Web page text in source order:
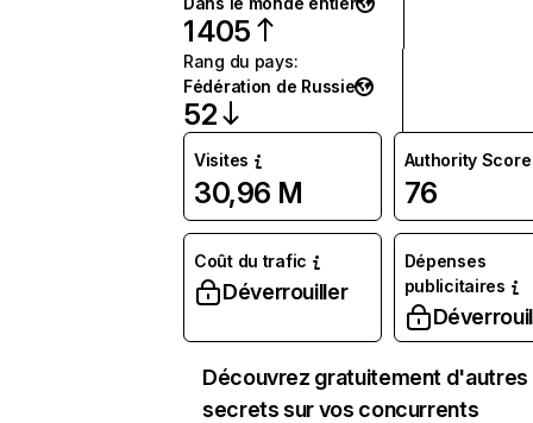
1 405
Rang du pays:
Fédération de Russie
52
Visites
30,96 M
Authority Score
76
Coût du trafic
Déverrouiller
Dépenses
publicitaires
Découvrez gratuitement d'autres
secrets sur vos concurrents